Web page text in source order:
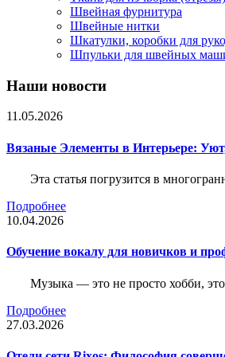
Швейная фурнитура
Швейные нитки
Шкатулки, коробки для
Шпульки для швейных
Наши новости
11.05.2026
Вязаные Элементы в Интерьере:
Эта статья погрузится в
Подробнее
10.04.2026
Обучение вокалу для новичков и
Музыка — это не просто хобби,
Подробнее
27.03.2026